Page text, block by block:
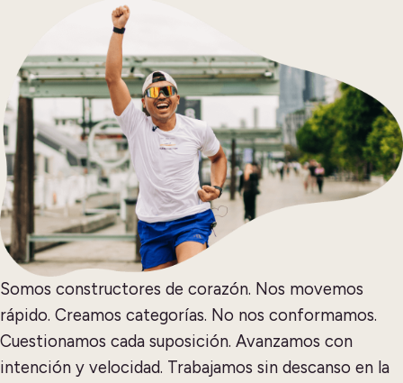
Somos constructores de corazón. Nos movemos
rápido. Creamos categorías. No nos conformamos.
Cuestionamos cada suposición. Avanzamos con
intención y velocidad. Trabajamos sin descanso en la